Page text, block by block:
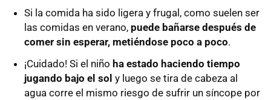
Si la comida ha sido ligera y frugal, como suelen ser
las comidas en verano, puede bañarse después de
comer sin esperar, metiéndose poco a poco.
¡Cuidado! Si el niño ha estado haciendo tiempo
jugando bajo el sol y luego se tira de cabeza al
agua corre el mismo riesgo de sufrir un síncope por